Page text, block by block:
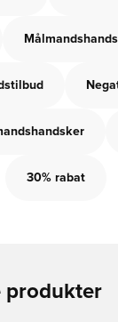
30% rabat
produkter